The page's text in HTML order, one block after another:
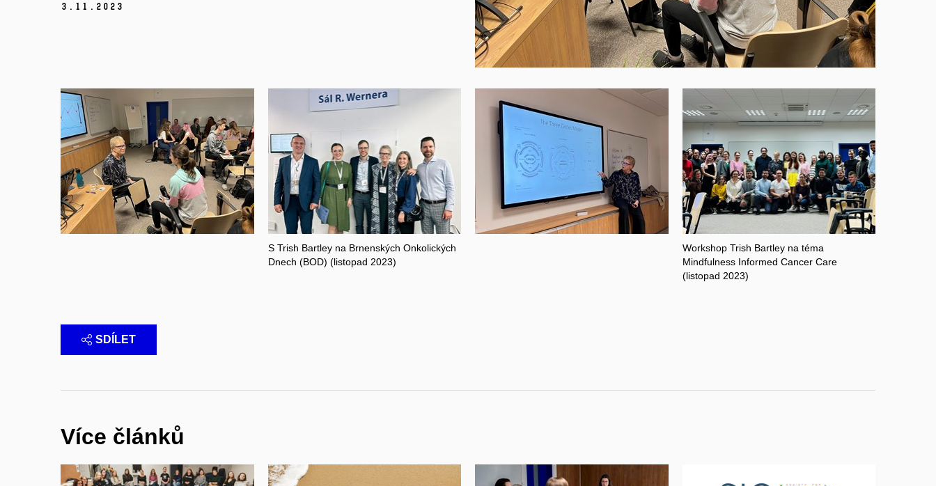
3. 11. 2023
S Trish Bartley na Brnenských Onkolických
Dnech (BOD) (listopad 2023)
Workshop Trish Bartley na téma
Mindfulness Informed Cancer Care
(listopad 2023)
SDÍLET
Více článků